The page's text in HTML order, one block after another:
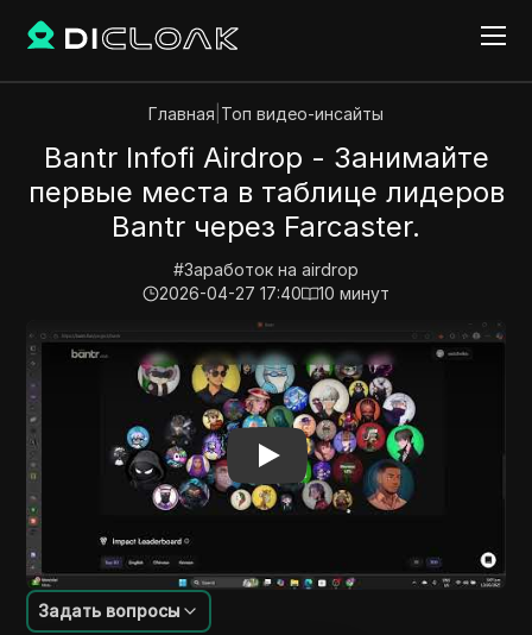
Главная Топ видео-инсайты
Bantr Infofi Airdrop - Занимайте
первые места в таблице лидеров
Bantr через Farcaster.
#Заработок на airdrop
2026-04-27 17:40
10 минут
Play Video: Bantr Infofi Airdrop - Занимайте первые
Задать вопросы